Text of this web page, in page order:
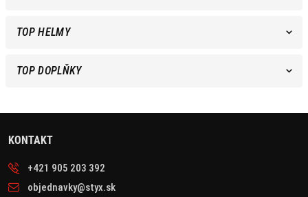
TOP HELMY
TOP DOPLŇKY
KONTAKT
+421 905 203 392
objednavky@styx.sk